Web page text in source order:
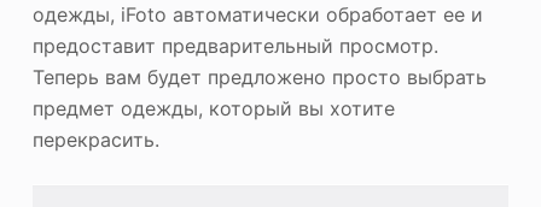
одежды, iFoto автоматически обработает ее и
предоставит предварительный просмотр.
Теперь вам будет предложено просто выбрать
предмет одежды, который вы хотите
перекрасить.